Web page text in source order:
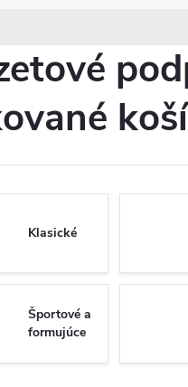
Klasické
Športové a
formujúce